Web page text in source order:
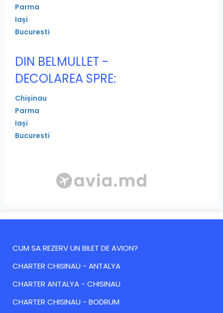
Parma
Iași
Bucuresti
DIN BELMULLET -
DECOLAREA SPRE:
Chișinau
Parma
Iași
Bucuresti
CUM SA REZERV UN BILET DE AVION?
CHARTER CHISINAU - ANTALYA
CHARTER ANTALYA - CHISINAU
CHARTER CHISINAU - BODRUM